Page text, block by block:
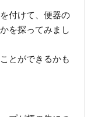
付けて、便器の
を探ってみまし
とができるかも